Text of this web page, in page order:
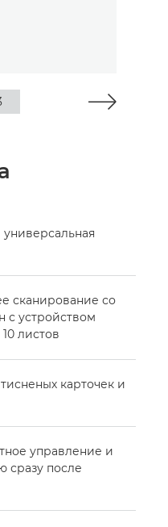
универсальная
сканирование со
с устройством
листов
карточек и
управление и
сразу после